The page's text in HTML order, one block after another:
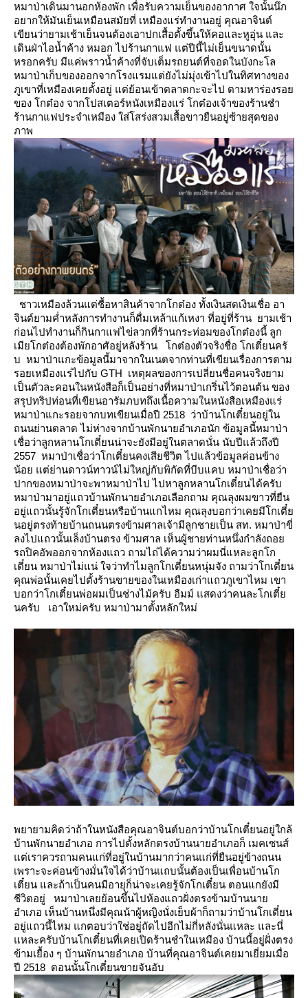
หมาป่าเดินมานอกห้องพัก เพื่อรับความเย็นของอากาศ ใจนั้นนึก
อยากให้มันเย็นเหมือนสมัยที่ เหมืองแร่ทำงานอยู่ คุณอาจินต์
เขียนว่ายามเช้าเย็นจนต้องเอาปกเสื้อตั้งขึ้นให้คอและหูอุ่น และ
เดินฝ่าไอน้ำค้าง หมอก ไปร้านกาแฟ แต่ปีนี้ไม่เย็นขนาดนั้น
หรอกครับ มีแค่พราวน้ำค้างที่จับเต็มรถยนต์ที่จอดในบังกะโล
หมาป่าเก็บของออกจากโรงแรมแต่ยังไม่มุ่งเข้าไปในทิศทางของ
ภูเขาที่เหมืองเคยตั้งอยู่ แต่ย้อนเข้าตลาดกะจะไป ตามหาร่องรอ
ของ โกต๋อง จากโปสเตอร์หนังเหมืองแร่ โกต๋องเจ้าของร้านชำ
ร้านกาแฟประจำเหมือง ใส่โสร่งสวมเสื้อขาวยืนอยู่ซ้ายสุดของ
ภาพ
ชาวเหมืองล้วนแต่ซื้อหาสินค้าจากโกต๋อง ทั้งเงินสดเงินเชื่อ อา
จินต์ยามค่ำหลังการทำงานก็ดื่มเหล้าแก้เหงา ที่อยู่ที่ร้าน ยามเช้า
ก่อนไปทำงานก็กินกาแฟไข่ลวกที่ร้านกระท่อมของโกต๋องนี้ ลูก
เมียโกต๋องต้องพักอาศัอยู่หลังร้าน
กต๋องตัวจริงชื่อ โกเตี๋ยนครั
บ หมาป่าแกะข้อมูลนี้มาจากในเนตจากท่านที่เขียนเรื่องการตาม
รอยเหมืองแร่ไปกับ GTH เหตุผลของการเปลี่ยนชื่อคนจริงยาม
เป็นตัวละคอนในหนังสือก็เป็นอย่างที่หมาป่าเกริ่นไว้ตอนต้น ของ
สรุปทริปท่อนที่เขียนอารัมภบทถึงเนื้อความในหนังสือเหมืองแร่
หมาป่าแกะรอยจากบทเขียนเมื่อปี 2518 ว่าบ้านโกเตี๋ยนอยู่ใน
ถนนย่านตลาด ไม่ห่างจากบ้านพักนายอำเภอนัก ข้อมูลนี้หมาป่า
เชื่อว่าลูกหลานโกเตี๋ยนน่าจะยังมีอยู่ในตลาดนั่น นับปีแล้วถึงปี
2557 หมาป่าเชื่อว่าโกเตี๋ยนคงเสียชีวิต ไปแล้วข้อมูลค่อนข้าง
น้อย แต่ย่านดาวน์ทาวน์ไม่ใหญ่กับพิกัดที่บีบแคบ หมาป่าเชื่อว่า
ปากของหมาป่าจะพาหมาป่าไป ไปหาลูกหลานโกเตี๋ยนได้ครับ
หมาป่ามาอยู่แถวบ้านพักนายอำเภอเลือกถาม คุณลุงผมขาวที่ยืน
อยู่แถวนั้นรู้จักโกเตี๋ยนหรือบ้านแกไหม คุณลุงบอกว่าเคยมีโกเตี๋
นอยู่ตรงท้ายบ้านถนนตรงข้ามศาลเจ้ามีลูกชายเป็น สท. หมาป่าขี่
ลงไปแถวนั้นเล็งบ้านตรง ข้ามศาล เห็นผู้ชายท่านหนึ่งกำลังถอ
รถปิคอัพออกจากห้องแถว ถามไถ่ได้ความว่าผมนี่แหละลูกโก
เตี๋ยน หมาป่าไม่แน่ จว่าทำไมลูกโกเตี๋ยนหนุ่มจัง ถามว่าโกเตี๋ยน
คุณพ่อนั้นเคยไปตั้งร้านขายของในเหมืองเก่าแถวภูเขาไหม เขา
บอกว่าโกเตี๋ยนพ่อผมเป็นช่างไม้ครับ อืมม์ แสดงว่าคนละโกเตี๋
นครับ
เอาใหม่ครับ หมาป่ามาตั้งหลักใหม่
พยายามคิดว่าถ้าในหนังสือคุณอาจินต์บอกว่าบ้านโกเตี๋ยนอยู่ใกล้
บ้านพักนายอำเภอ การไปตั้งหลักตรงบ้านนายอำเภอก็ เมคเซนส์
ต่เราควรถามคนแก่ที่อยู่ในบ้านมากว่าคนแก่ที่ยืนอยู่ข้างถนน
เพราะจะค่อนข้างมั่นใจได้ว่าบ้านแถบนั้นต้องเป็นเพื่อนบ้านโก
เตี๋ยน และถ้าเป็นคนมีอายุก็น่าจะเคยรู้จักโกเตี๋ยน ตอนแกยังมี
ชีวิตอยู่
หมาป่าเลยย้อนขึ้นไปห้องแถวฝั่งตรงข้ามบ้านนา
อำเภอ เห็นบ้านหนึ่งมีคุณน้าผู้หญิงนั่งเย็บผ้าก็ถามว่าบ้านโกเตี๋ยน
อยู่แถวนี้ไหม แกตอบว่าใช่อยู่ถัดไปอีกไม่กี่หลังนั่นแหละ และนี่
หละครับบ้านโกเตี๋ยนที่เคยเปิดร้านชำในเหมือง บ้านนี้อยู่ฝั่งตรง
ข้ามเยื้อง ๆ บ้านพักนายอำเภอ บ้านที่คุณอาจินต์เคยมาเยี่ยมเมื่อ
ปี 2518 ตอนนั้นโกเตี๋ยนขายจันอับ